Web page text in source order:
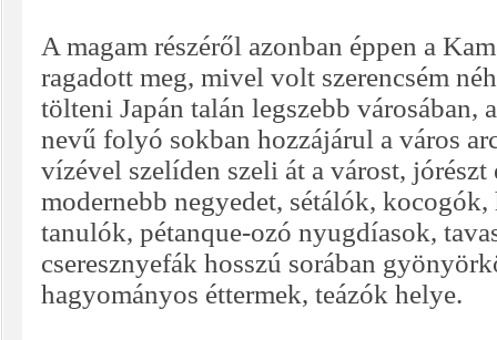
A magam részéről azonban éppen a
ragadott meg, mivel volt szerencsém
tölteni Japán talán legszebb városában,
nevű folyó sokban hozzájárul a város
vízével szelíden szeli át a várost, jórészt
modernebb negyedet, sétálók, kocogók,
tanulók, pétanque-ozó nyugdíasok,
cseresznyefák hosszú sorában
hagyományos éttermek, teázók helye.